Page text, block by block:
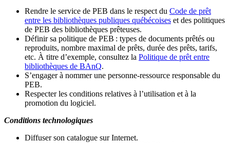
Rendre le service de PEB dans le respect du Code de prêt
entre les bibliothèques publiques québécoises et des politiques
de PEB des bibliothèques prêteuses.
Définir sa politique de PEB : types de documents prêtés ou
reproduits, nombre maximal de prêts, durée des prêts, tarifs,
etc. À titre d’exemple, consultez la Politique de prêt entre
bibliothèques de BAnQ.
S’engager à nommer une personne-ressource responsable du
PEB.
Respecter les conditions relatives à l’utilisation et à la
promotion du logiciel.
Conditions technologiques
Diffuser son catalogue sur Internet.